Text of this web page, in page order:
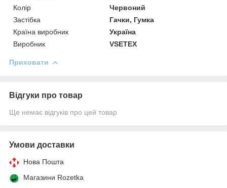
Колір
Червоний
Застібка
Гачки, Гумка
Країна виробник
Україна
Виробник
VSETEX
Приховати
Відгуки про товар
Ще немає відгуків про цей товар
Умови доставки
Нова Пошта
Магазини Rozetka